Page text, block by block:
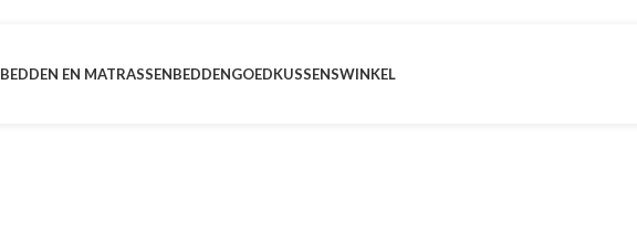
BEDDEN EN MATRASSENBEDDENGOEDKUSSENSWINKEL